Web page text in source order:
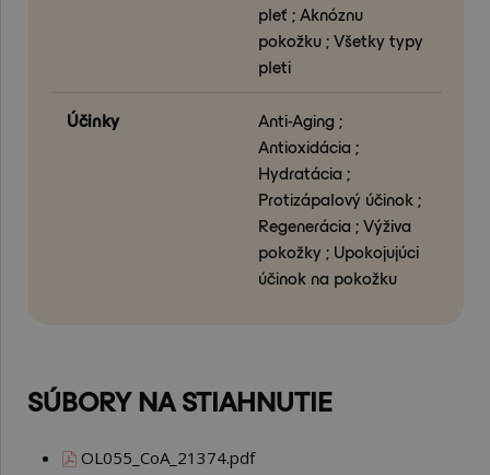
pleť ; Aknóznu
pokožku ; Všetky typy
pleti
Účinky
Anti-Aging ;
Antioxidácia ;
Hydratácia ;
Protizápalový účinok ;
Regenerácia ; Výživa
pokožky ; Upokojujúci
účinok na pokožku
SÚBORY NA STIAHNUTIE
OL055_CoA_21374.pdf